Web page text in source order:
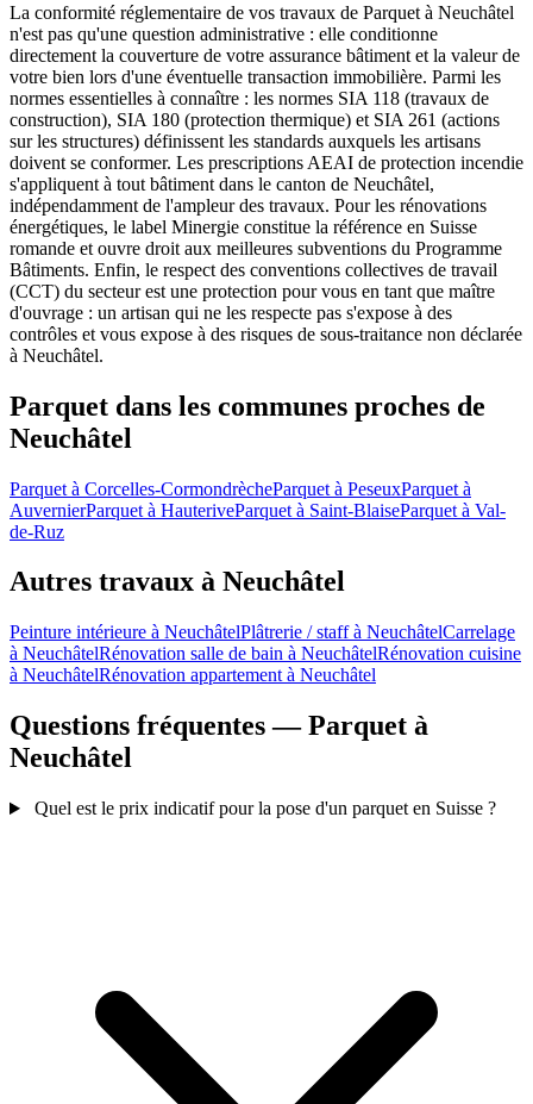
La conformité réglementaire de vos travaux de Parquet à Neuchâtel
n'est pas qu'une question administrative : elle conditionne
directement la couverture de votre assurance bâtiment et la valeur de
votre bien lors d'une éventuelle transaction immobilière. Parmi les
normes essentielles à connaître : les normes SIA 118 (travaux de
construction), SIA 180 (protection thermique) et SIA 261 (actions
sur les structures) définissent les standards auxquels les artisans
doivent se conformer. Les prescriptions AEAI de protection incendie
s'appliquent à tout bâtiment dans le canton de Neuchâtel,
indépendamment de l'ampleur des travaux. Pour les rénovations
énergétiques, le label Minergie constitue la référence en Suisse
romande et ouvre droit aux meilleures subventions du Programme
Bâtiments. Enfin, le respect des conventions collectives de travail
(CCT) du secteur est une protection pour vous en tant que maître
d'ouvrage : un artisan qui ne les respecte pas s'expose à des
contrôles et vous expose à des risques de sous-traitance non déclarée
à Neuchâtel.
Parquet dans les communes proches de
Neuchâtel
Parquet à Corcelles-CormondrècheParquet à PeseuxParquet à
AuvernierParquet à HauteriveParquet à Saint-BlaiseParquet à Val-
de-Ruz
Autres travaux à Neuchâtel
Peinture intérieure à NeuchâtelPlâtrerie / staff à NeuchâtelCarrelage
à NeuchâtelRénovation salle de bain à NeuchâtelRénovation cuisine
à NeuchâtelRénovation appartement à Neuchâtel
Questions fréquentes — Parquet à
Neuchâtel
Quel est le prix indicatif pour la pose d'un parquet en Suisse ?